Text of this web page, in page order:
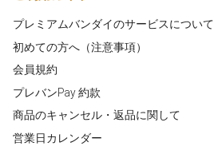
プレミアムバンダイのサービスについて
初めての方へ（注意事項）
会員規約
プレバンPay 約款
商品のキャンセル・返品に関して
営業日カレンダー